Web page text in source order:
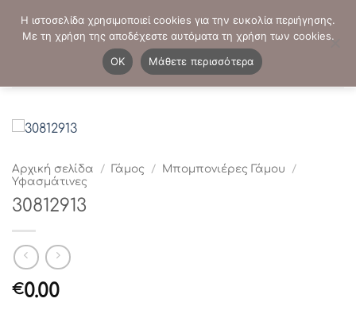
στο
ΤΗΛΕΦΩΝΙΚΕΣ ΠΑΡΑΓΓΕΛΙΕΣ: - 2103821941
Αρχική σελίδα / Γάμος / Μπομπονιέρες Γάμου
/
Υφασμάτινες
30812913
€0.00
Η ιστοσελίδα χρησιμοποιεί cookies για την ευκολία περιήγησης.
Με τη χρήση της αποδέχεστε αυτόματα τη χρήση των cookies.
OK
Μάθετε περισσότερα